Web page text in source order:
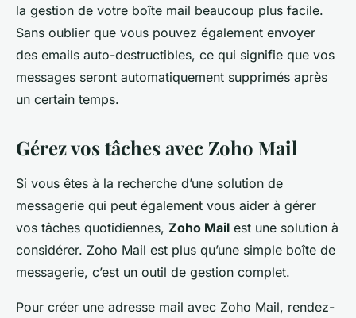
la gestion de votre boîte mail beaucoup plus facile.
Sans oublier que vous pouvez également envoyer
des emails auto-destructibles, ce qui signifie que vos
messages seront automatiquement supprimés après
un certain temps.
Gérez vos tâches avec Zoho Mail
Si vous êtes à la recherche d’une solution de
messagerie qui peut également vous aider à gérer
vos tâches quotidiennes, Zoho Mail est une solution à
considérer. Zoho Mail est plus qu’une simple boîte de
messagerie, c’est un outil de gestion complet.
Pour créer une adresse mail avec Zoho Mail, rendez-